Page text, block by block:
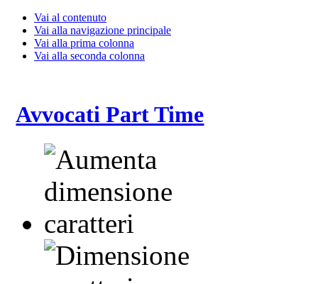
Vai al contenuto
Vai alla navigazione principale
Vai alla prima colonna
Vai alla seconda colonna
Avvocati Part Time